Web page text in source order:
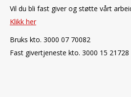
Vil du bli fast giver og støtte vårt
Klikk her
Bruks kto. 3000 07 70082
Fast givertjeneste kto. 3000 15 21728